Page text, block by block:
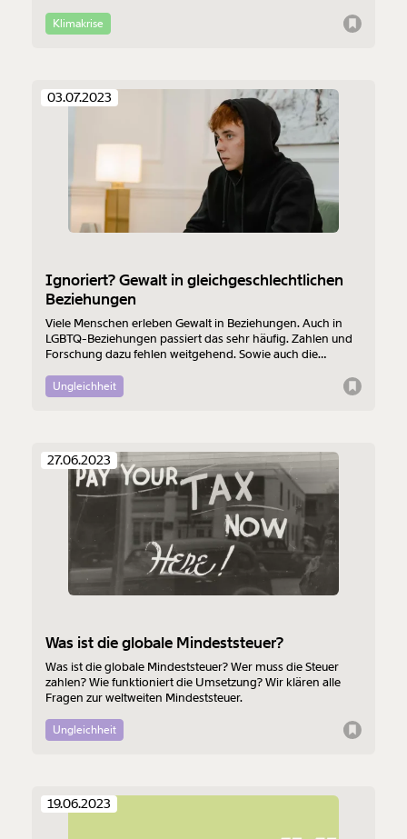
Wissenschaftler:innen sehen im Projekt hingegen eine
ökologische Katastrophe, das sogar eine grüne
Klimakrise
03.07.2023
Ignoriert? Gewalt in gleichgeschlechtlichen
Beziehungen
Viele Menschen erleben Gewalt in Beziehungen. Auch in
LGBTQ-Beziehungen passiert das sehr häufig. Zahlen und
Forschung dazu fehlen weitgehend. Sowie auch die
Situation bessert. Michael und Magdalena erzählen von
persönlichen Erfahrungen, um das Schweigen zu brechen.
Ungleichheit
27.06.2023
Was ist die globale Mindeststeuer?
Was ist die globale Mindeststeuer? Wer muss die Steuer
zahlen? Wie funktioniert die Umsetzung? Wir klären alle
Fragen zur weltweiten Mindeststeuer.
Ungleichheit
19.06.2023